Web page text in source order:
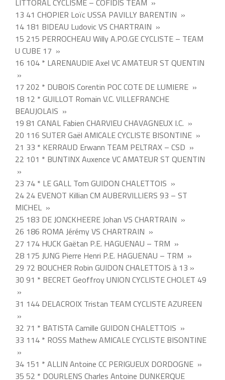
LITTORAL CYCLISME – COFIDIS TEAM »
13 41 CHOPIER Loïc USSA PAVILLY BARENTIN »
14 181 BIDEAU Ludovic VS CHARTRAIN »
15 215 PERROCHEAU Willy A.PO.GE CYCLISTE – TEAM
U CUBE 17 »
16 104 * LARENAUDIE Axel VC AMATEUR ST QUENTIN
»
17 202 * DUBOIS Corentin POC COTE DE LUMIERE »
18 12 * GUILLOT Romain V.C. VILLEFRANCHE
BEAUJOLAIS »
19 81 CANAL Fabien CHARVIEU CHAVAGNEUX I.C. »
20 116 SUTER Gaël AMICALE CYCLISTE BISONTINE »
21 33 * KERRAUD Erwann TEAM PELTRAX – CSD »
22 101 * BUNTINX Auxence VC AMATEUR ST QUENTIN
»
23 74 * LE GALL Tom GUIDON CHALETTOIS »
24 24 EVENOT Killian CM AUBERVILLIERS 93 – ST
MICHEL »
25 183 DE JONCKHEERE Johan VS CHARTRAIN »
26 186 ROMA Jérémy VS CHARTRAIN »
27 174 HUCK Gaëtan P.E. HAGUENAU – TRM »
28 175 JUNG Pierre Henri P.E. HAGUENAU – TRM »
29 72 BOUCHER Robin GUIDON CHALETTOIS à 13 »
30 91 * BECRET Geoffroy UNION CYCLISTE CHOLET 49
»
31 144 DELACROIX Tristan TEAM CYCLISTE AZUREEN
»
32 71 * BATISTA Camille GUIDON CHALETTOIS »
33 114 * ROSS Mathew AMICALE CYCLISTE BISONTINE
»
34 151 * ALLIN Antoine CC PERIGUEUX DORDOGNE »
35 52 * DOURLENS Charles Antoine DUNKERQUE